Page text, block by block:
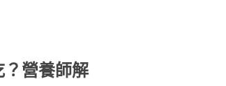
營養師解